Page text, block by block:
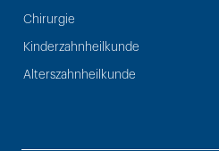
Chirurgie
Kinderzahnheilkunde
Alterszahnheilkunde